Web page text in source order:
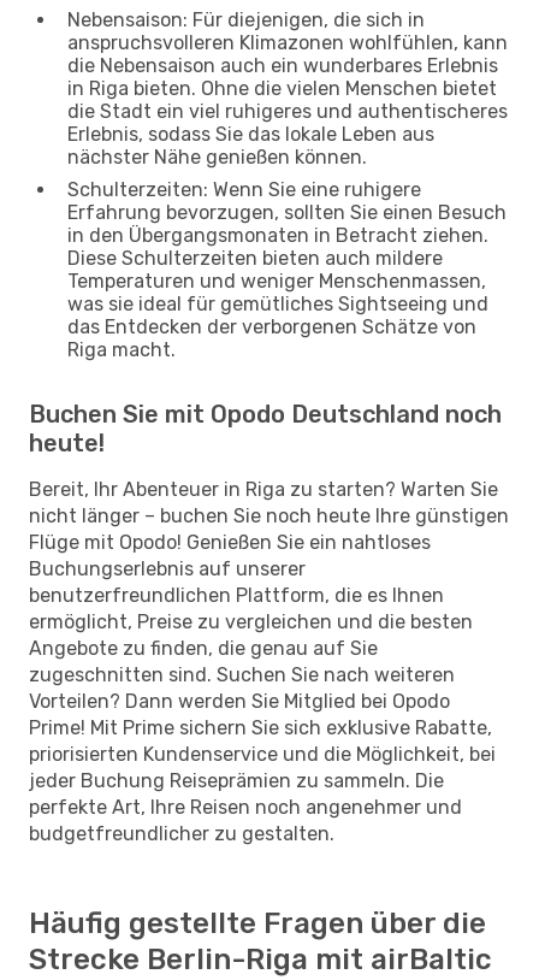
Nebensaison: Für diejenigen, die sich in
anspruchsvolleren Klimazonen wohlfühlen, kann
die Nebensaison auch ein wunderbares Erlebnis
in Riga bieten. Ohne die vielen Menschen bietet
die Stadt ein viel ruhigeres und authentischeres
Erlebnis, sodass Sie das lokale Leben aus
nächster Nähe genießen können.
Schulterzeiten: Wenn Sie eine ruhigere
Erfahrung bevorzugen, sollten Sie einen Besuch
in den Übergangsmonaten in Betracht ziehen.
Diese Schulterzeiten bieten auch mildere
Temperaturen und weniger Menschenmassen,
was sie ideal für gemütliches Sightseeing und
das Entdecken der verborgenen Schätze von
Riga macht.
Buchen Sie mit Opodo Deutschland noch
heute!
Bereit, Ihr Abenteuer in Riga zu starten? Warten Sie
nicht länger – buchen Sie noch heute Ihre günstigen
Flüge mit Opodo! Genießen Sie ein nahtloses
Buchungserlebnis auf unserer
benutzerfreundlichen Plattform, die es Ihnen
ermöglicht, Preise zu vergleichen und die besten
Angebote zu finden, die genau auf Sie
zugeschnitten sind. Suchen Sie nach weiteren
Vorteilen? Dann werden Sie Mitglied bei Opodo
Prime! Mit Prime sichern Sie sich exklusive Rabatte,
priorisierten Kundenservice und die Möglichkeit, bei
jeder Buchung Reiseprämien zu sammeln. Die
perfekte Art, Ihre Reisen noch angenehmer und
budgetfreundlicher zu gestalten.
Häufig gestellte Fragen über die
Strecke Berlin-Riga mit airBaltic